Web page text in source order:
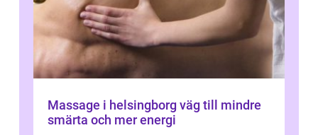
Massage i helsingborg väg till mindre
smärta och mer energi